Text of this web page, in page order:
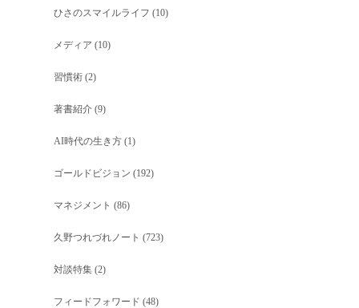
ひさのスマイルライフ (10)
メディア (10)
習慣術(2)
著書紹介(9)
AI時代の生き方(1)
ゴールドビジョン (192)
マネジメント (86)
久野つれづれノート (723)
対談特集(2)
フィードフォワード (48)